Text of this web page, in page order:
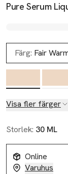
Pure Serum
Färg: Fair
Visa fler färger
Storlek: 30 ML
Online
Varuhus